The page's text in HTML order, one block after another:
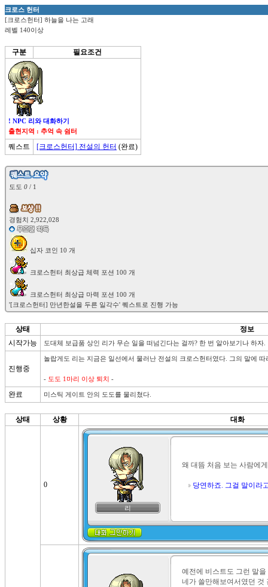
크로스 헌터
[크로스헌터] 하늘을 나는 고래
레벨 140이상
구분 필요조건
! NPC 리와 대화하기
출현지역 : 추억 속 쉼터
퀘스트 [크로스헌터] 전설의 헌터 (완료)
도도 0 / 1
크로스헌터 최상급 마력 포션 100 개
상태
정보
시작가능
도대체 보급품 상인 리가 무슨 일을 떠넘긴다는 걸까? 한 번 알아보기나 하자.
진행중
놀랍게도 리는 지금은 일선에서 물러난 전설의 크로스헌터였다. 그의 말에
- 도도 1마리 이상 퇴치 -
완료 미스틱 게이트 안의 도도를 물리쳤다.
상태 상황 대화
0
리
왜 대뜸 처음 보는 사람에
당연하죠. 그걸 말이라
예전에 비스트도 그런 말
네가 쓸만해보여서였던 것